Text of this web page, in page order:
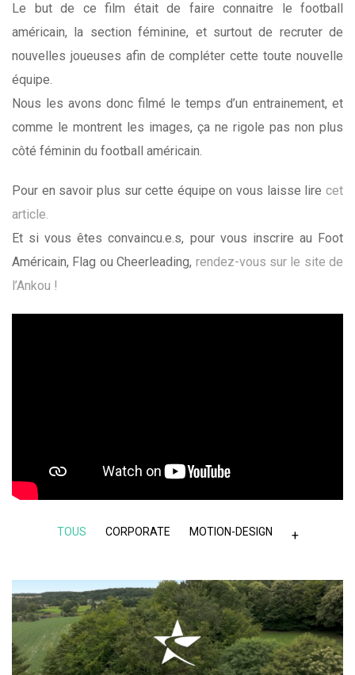
Le but de ce film était de faire connaitre le football
américain, la section féminine, et surtout de recruter de
nouvelles joueuses afin de compléter cette toute nouvelle
équipe.
Nous les avons donc filmé le temps d’un entrainement, et
comme le montrent les images, ça ne rigole pas non plus
côté féminin du football américain.
Pour en savoir plus sur cette équipe on vous laisse lire cet
article.
Et si vous êtes convaincu.e.s, pour vous inscrire au Foot
Américain, Flag ou Cheerleading, rendez-vous sur le site de
l’Ankou !
TOUS CORPORATE MOTION-DESIGN +